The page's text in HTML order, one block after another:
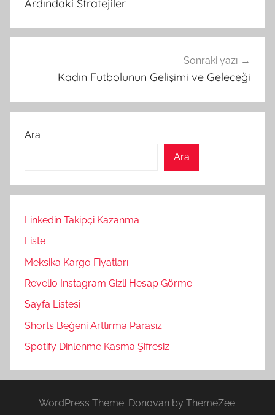
Ardındaki Stratejiler
Sonraki yazı
Kadın Futbolunun Gelişimi ve Geleceği
Ara
Ara
Linkedin Takipçi Kazanma
Liste
Meksika Kargo Fiyatları
Revelio Instagram Gizli Hesap Görme
Sayfa Listesi
Shorts Beğeni Arttırma Parasız
Spotify Dinlenme Kasma Şifresiz
WordPress Theme: Donovan by ThemeZee.